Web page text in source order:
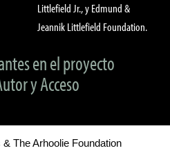
Littlefield Jr., y Edmund &
Jeannik Littlefield Foundation.
en el proyecto
y Acceso
The Arhoolie Foundation